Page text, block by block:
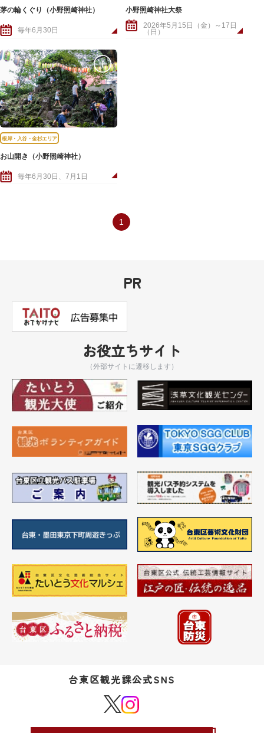
茅の輪くぐり（小野照崎神社）
毎年6月30日
小野照崎神社大祭
2026年5月15日（金）～17日
（日）
根岸・入谷・金杉エリア
お山開き（小野照崎神社）
毎年6月30日、7月1日
1
PR
お役立ちサイト
（外部サイトに遷移します）
台東区観光課公式SNS